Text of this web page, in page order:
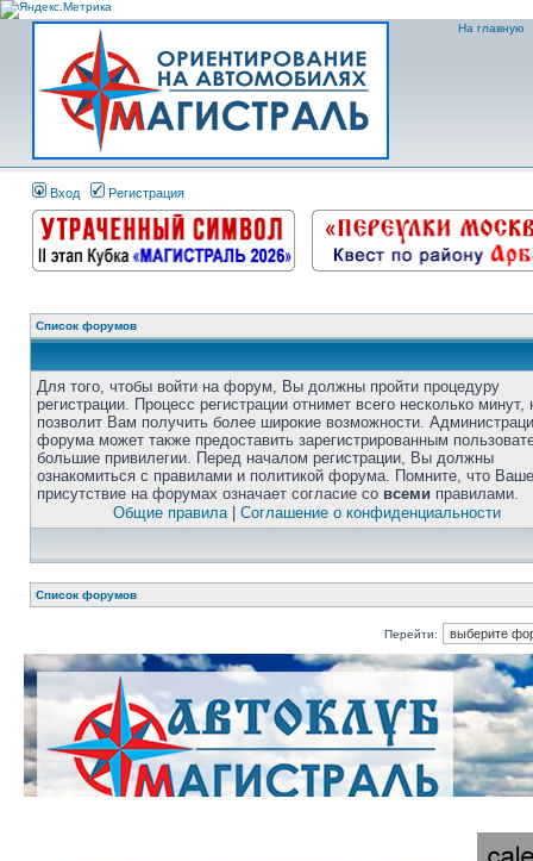
На главную
Вход Регистрация
Список форумов
Для того, чтобы войти на форум, Вы должны пройти процедуру
регистрации. Процесс регистрации отнимет всего несколько минут,
позволит Вам получить более широкие возможности.
форума может также предоставить зарегистрированным
большие привилегии. Перед началом регистрации, Вы должны
ознакомиться с правилами и политикой форума. Помните, что Ваше
присутствие на форумах означает согласие со всеми правилами.
Общие правила| Соглашение о конфиденциальности
Список форумов
Перейти: